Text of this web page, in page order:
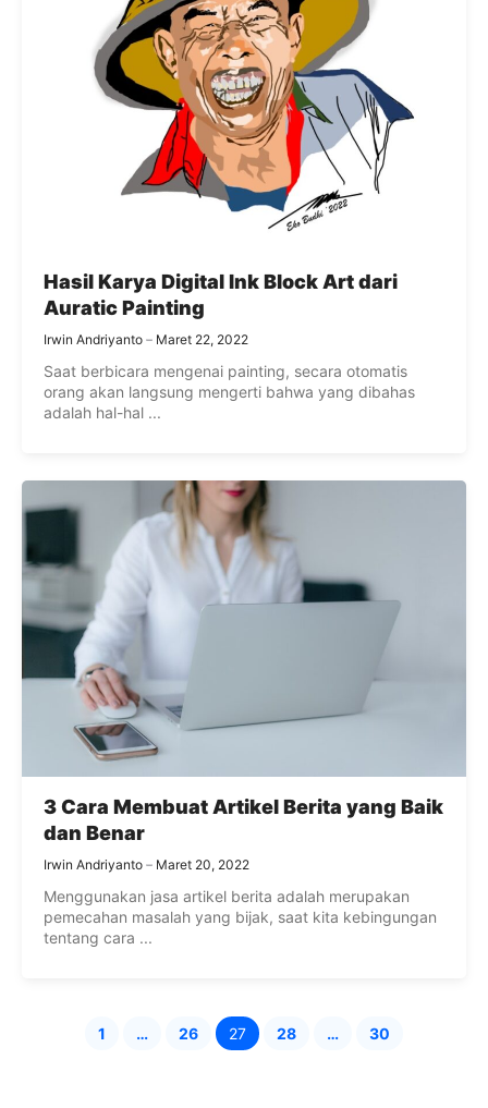
Hasil Karya Digital Ink Block Art dari
Auratic Painting
Irwin Andriyanto Maret 22, 2022
Saat berbicara mengenai painting, secara otomatis
orang akan langsung mengerti bahwa yang dibahas
adalah hal-hal ...
3 Cara Membuat Artikel Berita yang Baik
dan Benar
Irwin Andriyanto Maret 20, 2022
Menggunakan jasa artikel berita adalah merupakan
pemecahan masalah yang bijak, saat kita kebingungan
tentang cara ...
Halaman
1 … Halaman
26 Halaman
27 Halaman
28 … Halaman
30